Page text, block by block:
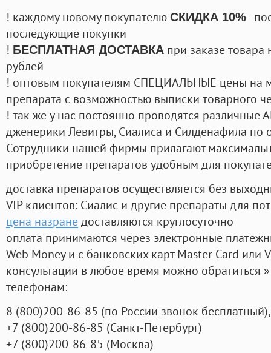
! каждому новому покупателю СКИДКА 10%-
последующие покупки
! БЕСПЛАТНАЯ ДОСТАВКА при заказе
рублей
! оптовым покупателям СПЕЦИАЛЬНЫЕ цены на
препарата с возможностью выписки товарного
! так же у нас постоянно проводятся
дженерики Левитры, Сиалиса и Силденафила по
Cотрудники нашей фирмы прилагают
приобретение препаратов удобным для
доставка препаратов осуществляется без
VIP клиентов: Сиалис и другие препараты для
цена назранедоставляются круглосуточно
оплата принимаются через электронные
Web Money и с банковских карт Master Card или
консультации в любое время можно обратиться
телефонам:
8 (800)200-86-85 (по России звонок бесплатный),
+7 (800)200-86-85 (Санкт-Петербург)
+7 (800)200-86-85 (Москва)